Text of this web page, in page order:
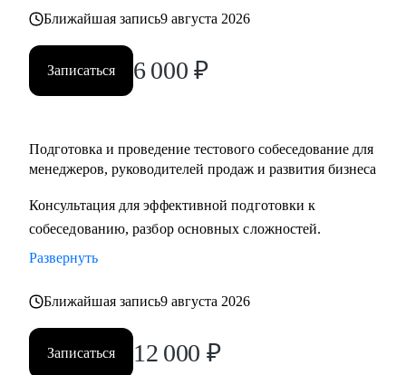
Ближайшая запись9 августа 2026
Записаться 6 000 ₽
Подготовка и проведение тестового собеседование для
менеджеров, руководителей продаж и развития бизнеса
Консультация для эффективной подготовки к
собеседованию, разбор основных сложностей.
Развернуть
Ближайшая запись9 августа 2026
Записаться 12 000 ₽